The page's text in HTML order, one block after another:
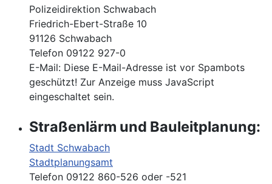
Polizeidirektion Schwabach
Friedrich-Ebert-Straße 10
91126 Schwabach
Telefon 09122 927-0
E-Mail: Diese E-Mail-Adresse ist vor Spambots
geschützt! Zur Anzeige muss JavaScript
eingeschaltet sein.
Straßenlärm und Bauleitplanung:
Stadt Schwabach
Stadtplanungsamt
Telefon 09122 860-526 oder -521